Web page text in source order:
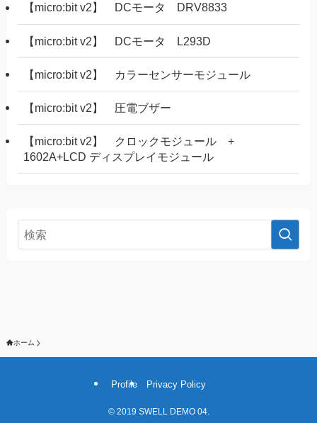
【micro:bit v2】 DCモータ DRV8833
【micro:bit v2】 DCモータ L293D
【micro:bit v2】 カラーセンサーモジュール
【micro:bit v2】 圧電ブザー
【micro:bit v2】 クロックモジュール +
1602A+LCD ディスプレイモジュール
ホーム
Profile Privacy Policy
©2019 SWELL DEMO 04.